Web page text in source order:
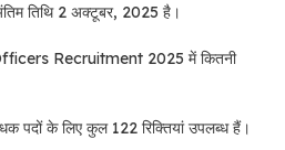
तिथि 2 अक्टूबर, 2025 है।
Recruitment 2025 में कितनी
पदों के लिए कुल 122 रिक्तियां उपलब्ध हैं।